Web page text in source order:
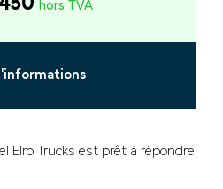
hors TVA
Elro Trucks est prêt à répondre